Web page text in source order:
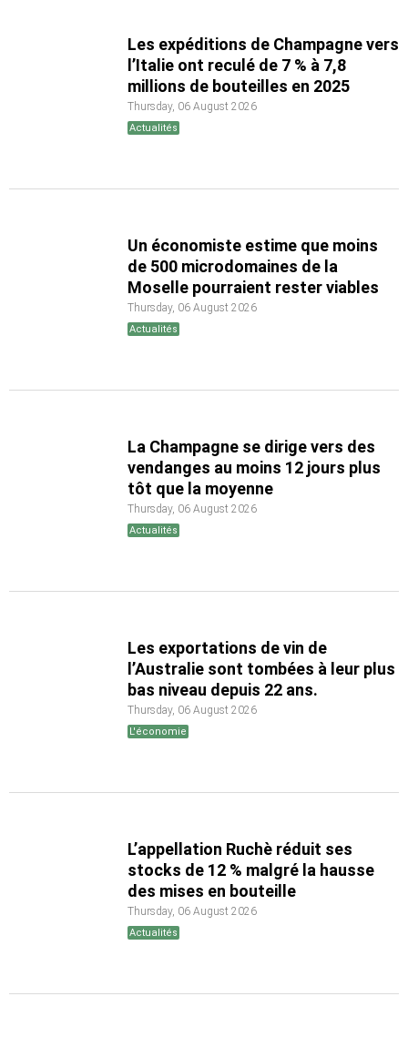
Les expéditions de Champagne vers
l’Italie ont reculé de 7 % à 7,8
millions de bouteilles en 2025
Thursday, 06 August 2026
Actualités
Un économiste estime que moins
de 500 microdomaines de la
Moselle pourraient rester viables
Thursday, 06 August 2026
Actualités
La Champagne se dirige vers des
vendanges au moins 12 jours plus
tôt que la moyenne
Thursday, 06 August 2026
Actualités
Les exportations de vin de
l’Australie sont tombées à leur plus
bas niveau depuis 22 ans.
Thursday, 06 August 2026
L'économie
L’appellation Ruchè réduit ses
stocks de 12 % malgré la hausse
des mises en bouteille
Thursday, 06 August 2026
Actualités